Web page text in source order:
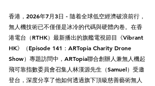
香港，2026年7月3日 - 隨着全球低空經濟破浪前行，
無人機技術已不僅僅是冰冷的代碼與硬體內卷。在香
港電台（RTHK）最新播出的旗艦電視節目《Vibrant
HK》（Episode 141：ARTopia Charity Drone
Show）專題訪問中，ARTopia聯合創辦人兼無人機起
飛可靠指數委員會召集人林漢源先生（Samuel）受邀
登台，深度分享了他如何透過旗下頂級慈善藝術無人